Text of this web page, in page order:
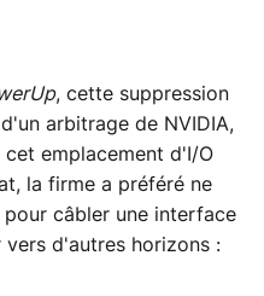
, cette suppression
arbitrage de NVIDIA,
emplacement d'I/O
la firme a préféré ne
pour câbler une interface
vers d'autres horizons :